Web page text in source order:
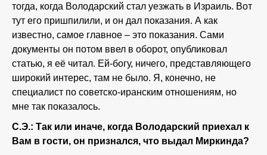
тогда, когда Володарский стал уезжать в Израиль. Вот
тут его пришпилили, и он дал показания. А как
известно, самое главное – это показания. Сами
документы он потом ввел в оборот, опубликовал
статью, я её читал. Ей-богу, ничего, представляющего
широкий интерес, там не было. Я, конечно, не
специалист по советско-иранским отношениям, но
мне так показалось.
С.Э.: Так или иначе, когда Володарский приехал к
Вам в гости, он признался, что выдал Миркинда?